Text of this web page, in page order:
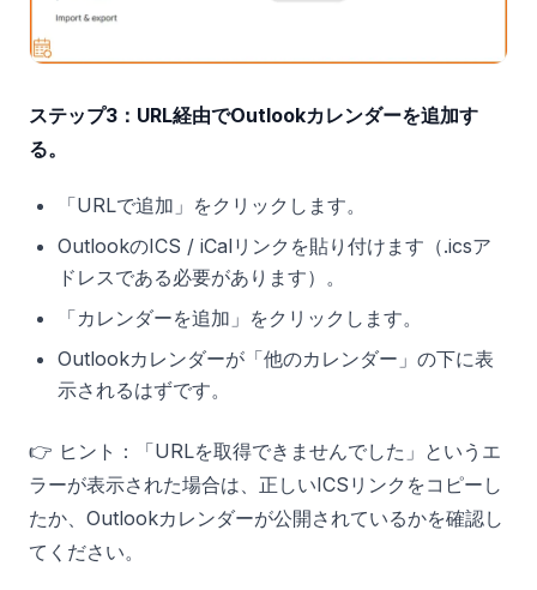
ステップ3：URL経由でOutlookカレンダーを追加す
る。
「URLで追加」をクリックします。
OutlookのICS / iCalリンクを貼り付けます（.icsア
ドレスである必要があります）。
「カレンダーを追加」をクリックします。
Outlookカレンダーが「他のカレンダー」の下に表
示されるはずです。
👉 ヒント：「URLを取得できませんでした」というエ
ラーが表示された場合は、正しいICSリンクをコピーし
たか、Outlookカレンダーが公開されているかを確認し
てください。